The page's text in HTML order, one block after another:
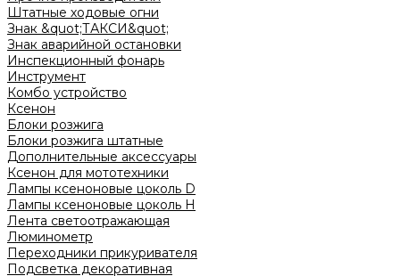
Штатные ходовые огни
Знак &quot;ТАКСИ&quot;
Знак аварийной остановки
Инспекционный фонарь
Инструмент
Комбо устройство
Ксенон
Блоки розжига
Блоки розжига штатные
Дополнительные аксессуары
Ксенон для мототехники
Лампы ксеноновые цоколь D
Лампы ксеноновые цоколь H
Лента светоотражающая
Люминометр
Переходники прикуривателя
Подсветка декоративная